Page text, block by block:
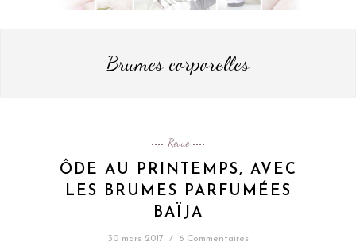
Brumes corporelles
Revue
ÔDE AU PRINTEMPS, AVEC
LES BRUMES PARFUMÉES
BAÏJA
30 mars 2017 / 6 Commentaires